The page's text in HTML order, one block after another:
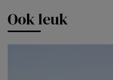
Ook leuk